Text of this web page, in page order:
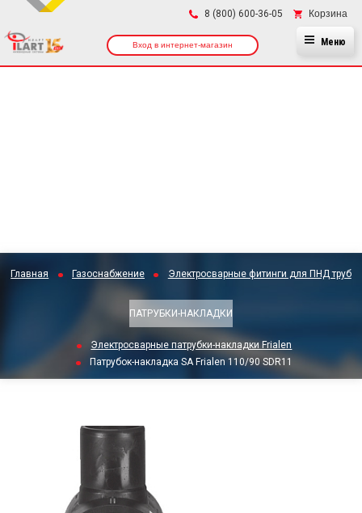
8 (800) 600-36-05 Корзина
Вход в интернет-магазин Меню
Главная Газоснабжение Электросварные фитинги для ПНД труб
ПАТРУБКИ-НАКЛАДКИ
Электросварные патрубки-накладки Frialen
Патрубок-накладка SA Frialen 110/90 SDR11
×